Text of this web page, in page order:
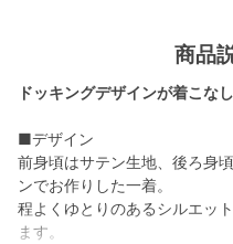
商品
ドッキングデザインが着こな
■デザイン
前身頃はサテン生地、後ろ身
ンでお作りした一着。
程よくゆとりのあるシルエッ
ます。